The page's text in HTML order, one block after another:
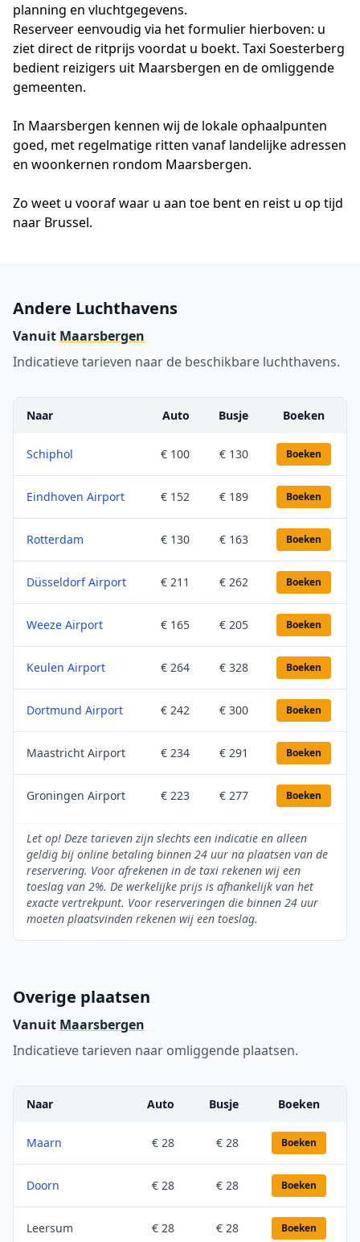
planning en vluchtgegevens.
Reserveer eenvoudig via het formulier hierboven: u
ziet direct de ritprijs voordat u boekt. Taxi Soesterberg
bedient reizigers uit Maarsbergen en de omliggende
gemeenten.
In Maarsbergen kennen wij de lokale ophaalpunten
goed, met regelmatige ritten vanaf landelijke adressen
en woonkernen rondom Maarsbergen.
Zo weet u vooraf waar u aan toe bent en reist u op tijd
naar Brussel.
Andere Luchthavens
Vanuit Maarsbergen
Indicatieve tarieven naar de beschikbare luchthavens.
Naar Auto Busje Boeken
Schiphol € 100 € 130 Boeken
Eindhoven Airport € 152 € 189 Boeken
Rotterdam € 130 € 163 Boeken
Düsseldorf Airport € 211 € 262 Boeken
Weeze Airport € 165 € 205 Boeken
Keulen Airport € 264 € 328 Boeken
Dortmund Airport € 242 € 300 Boeken
Maastricht Airport € 234 € 291 Boeken
Groningen Airport € 223 € 277 Boeken
Let op! Deze tarieven zijn slechts een indicatie en alleen
geldig bij online betaling binnen 24 uur na plaatsen van de
reservering. Voor afrekenen in de taxi rekenen wij een
toeslag van 2%. De werkelijke prijs is afhankelijk van het
exacte vertrekpunt. Voor reserveringen die binnen 24 uur
moeten plaatsvinden rekenen wij een toeslag.
Overige plaatsen
Vanuit Maarsbergen
Indicatieve tarieven naar omliggende plaatsen.
Naar Auto Busje Boeken
Maarn € 28 € 28 Boeken
Doorn € 28 € 28 Boeken
Leersum € 28 € 28 Boeken